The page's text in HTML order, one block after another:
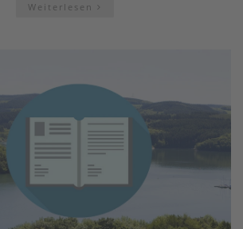
Weiterlesen